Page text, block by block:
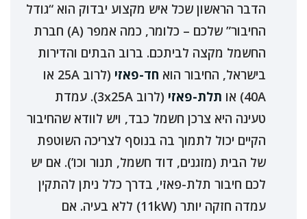
הדבר הראשון שכל איש מקצוע יבדוק הוא “גודל
החיבור” שלכם – כלומר, כמה אמפר (A) חברת
החשמל מקצה לביתכם. ברוב הבתים והדירות
בישראל, החיבור הוא חד-פאזי
(לרוב 25A או
40A) או
תלת-פאזי
(לרוב 3x25A). עמדת
טעינה היא צרכן חשמל כבד, ויש לוודא שהחיבור
הקיים יכול לתמוך בה בנוסף לצריכה השוטפת
של הבית (מזגנים, דוד חשמל, תנור וכו’). אם יש
לכם חיבור תלת-פאזי, בדרך כלל ניתן להתקין
עמדה חזקה יותר (11kW) ללא בעיה. אם